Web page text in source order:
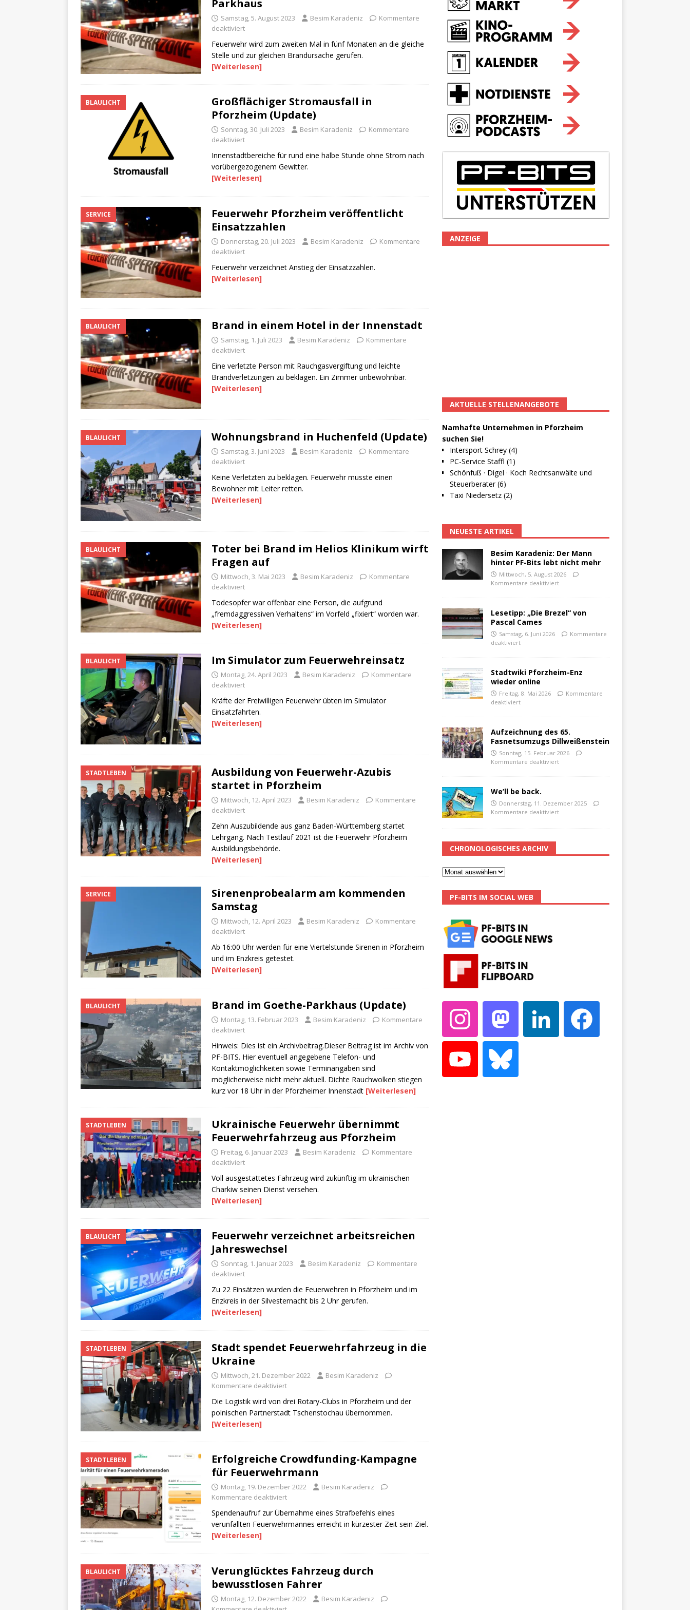
Parkhaus
Samstag, 5. August 2023 Besim Karadeniz
Kommentare
deaktiviert
Feuerwehr wird zum zweiten Mal in fünf Monaten an die gleiche
Stelle und zur gleichen Brandursache gerufen.
[Weiterlesen]
BLAULICHT
Großflächiger Stromausfall in
Pforzheim (Update)
Sonntag, 30. Juli 2023 Besim Karadeniz
Kommentare
deaktiviert
Innenstadtbereiche für rund eine halbe Stunde ohne Strom nach
vorübergezogenem Gewitter.
[Weiterlesen]
SERVICE
Feuerwehr Pforzheim veröffentlicht
Einsatzzahlen
Donnerstag, 20. Juli 2023 Besim Karadeniz
Kommentare
deaktiviert
Feuerwehr verzeichnet Anstieg der Einsatzzahlen.
[Weiterlesen]
BLAULICHT Brand in einem Hotel in der Innenstadt
Samstag, 1. Juli 2023 Besim Karadeniz
Kommentare
deaktiviert
Eine verletzte Person mit Rauchgasvergiftung und leichte
Brandverletzungen zu beklagen. Ein Zimmer unbewohnbar.
[Weiterlesen]
BLAULICHT Wohnungsbrand in Huchenfeld (Update)
Samstag, 3. Juni 2023 Besim Karadeniz
Kommentare
deaktiviert
Keine Verletzten zu beklagen. Feuerwehr musste einen
Bewohner mit Leiter retten.
[Weiterlesen]
BLAULICHT
Toter bei Brand im Helios Klinikum wirft
Fragen auf
Mittwoch, 3. Mai 2023 Besim Karadeniz
Kommentare
deaktiviert
Todesopfer war offenbar eine Person, die aufgrund
„fremdaggressiven Verhaltens“ im Vorfeld „fixiert“ worden war.
[Weiterlesen]
BLAULICHT Im Simulator zum Feuerwehreinsatz
Montag, 24. April 2023 Besim Karadeniz
Kommentare
deaktiviert
Kräfte der Freiwilligen Feuerwehr übten im Simulator
Einsatzfahrten.
[Weiterlesen]
STADTLEBEN
Ausbildung von Feuerwehr-Azubis
startet in Pforzheim
Mittwoch, 12. April 2023 Besim Karadeniz
Kommentare
deaktiviert
Zehn Auszubildende aus ganz Baden-Württemberg startet
Lehrgang. Nach Testlauf 2021 ist die Feuerwehr Pforzheim
Ausbildungsbehörde.
[Weiterlesen]
SERVICE
Sirenenprobealarm am kommenden
Samstag
Mittwoch, 12. April 2023 Besim Karadeniz
Kommentare
deaktiviert
Ab 16:00 Uhr werden für eine Viertelstunde Sirenen in Pforzheim
und im Enzkreis getestet.
[Weiterlesen]
BLAULICHT Brand im Goethe-Parkhaus (Update)
Montag, 13. Februar 2023 Besim Karadeniz
Kommentare
deaktiviert
Hinweis: Dies ist ein Archivbeitrag.Dieser Beitrag ist im Archiv von
PF-BITS. Hier eventuell angegebene Telefon- und
Kontaktmöglichkeiten sowie Terminangaben sind
möglicherweise nicht mehr aktuell. Dichte Rauchwolken stiegen
kurz vor 18 Uhr in der Pforzheimer Innenstadt [Weiterlesen]
STADTLEBEN
Ukrainische Feuerwehr übernimmt
Feuerwehrfahrzeug aus Pforzheim
Freitag, 6. Januar 2023 Besim Karadeniz
Kommentare
deaktiviert
Voll ausgestattetes Fahrzeug wird zukünftig im ukrainischen
Charkiw seinen Dienst versehen.
[Weiterlesen]
BLAULICHT
Feuerwehr verzeichnet arbeitsreichen
Jahreswechsel
Sonntag, 1. Januar 2023 Besim Karadeniz
Kommentare
deaktiviert
Zu 22 Einsätzen wurden die Feuerwehren in Pforzheim und im
Enzkreis in der Silvesternacht bis 2 Uhr gerufen.
[Weiterlesen]
STADTLEBEN
Stadt spendet Feuerwehrfahrzeug in die
Ukraine
Mittwoch, 21. Dezember 2022
Besim Karadeniz
Kommentare deaktiviert
Die Logistik wird von drei Rotary-Clubs in Pforzheim und der
polnischen Partnerstadt Tschenstochau übernommen.
[Weiterlesen]
STADTLEBEN
Erfolgreiche Crowdfunding-Kampagne
für Feuerwehrmann
Montag, 19. Dezember 2022
Besim Karadeniz
Kommentare deaktiviert
Spendenaufruf zur Übernahme eines Strafbefehls eines
verunfallten Feuerwehrmannes erreicht in kürzester Zeit sein Ziel.
[Weiterlesen]
BLAULICHT
Verunglücktes Fahrzeug durch
bewusstlosen Fahrer
Montag, 12. Dezember 2022
Besim Karadeniz
ANZEIGE
AKTUELLE STELLENANGEBOTE
Namhafte Unternehmen in Pforzheim
suchen Sie!
Intersport Schrey (4)
PC-Service Staffl (1)
Schönfuß · Digel · Koch Rechtsanwälte und
Steuerberater (6)
Taxi Niedersetz (2)
NEUESTE ARTIKEL
Besim Karadeniz: Der Mann
hinter PF-Bits lebt nicht mehr
Mittwoch, 5. August 2026
Kommentare deaktiviert
Lesetipp: „Die Brezel“ von
Pascal Cames
Samstag, 6. Juni 2026
Kommentare
deaktiviert
Stadtwiki Pforzheim-Enz
wieder online
Freitag, 8. Mai 2026
Kommentare
deaktiviert
Aufzeichnung des 65.
Fasnetsumzugs Dillweißenstein
Sonntag, 15. Februar 2026
Kommentare deaktiviert
We’ll be back.
Donnerstag, 11. Dezember 2025
Kommentare deaktiviert
CHRONOLOGISCHES ARCHIV
PF-BITS IM SOCIAL WEB